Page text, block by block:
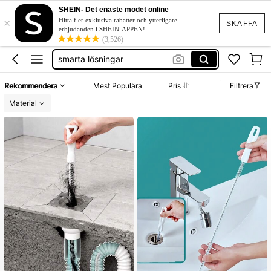
SKAFFA
×
SHEIN- Det enaste modet online
Hitta fler exklusiva rabatter och ytterligare
erbjudanden i SHEIN-APPEN!
(3,526)
avloppsrensare
vatten
smarta lösningar
verktyg bil
Rekommendera Mest Populära Pris
Filtrera
Material